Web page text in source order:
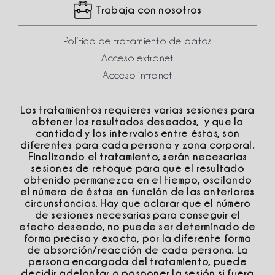
Trabaja con nosotros
Política de tratamiento de datos
Acceso extranet
Acceso intranet
Los tratamientos requieres varias sesiones para
obtener los resultados deseados, y que la
cantidad y los intervalos entre éstas, son
diferentes para cada persona y zona corporal.
Finalizando el tratamiento, serán necesarias
sesiones de retoque para que el resultado
obtenido permanezca en el tiempo, oscilando
el número de éstas en función de las anteriores
circunstancias. Hay que aclarar que el número
de sesiones necesarias para conseguir el
efecto deseado, no puede ser determinado de
forma precisa y exacta, por la diferente forma
de absorción/reacción de cada persona. La
persona encargada del tratamiento, puede
decidir adelantar o posponer la sesión si fuera